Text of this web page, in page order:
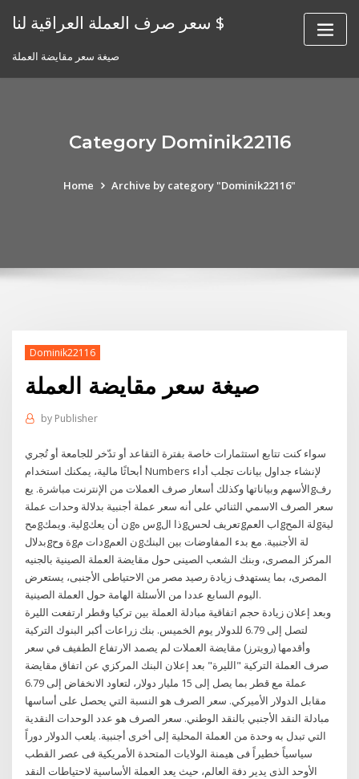
سعر صرف العملة العراقية لنا $
صيغة سعر مقايضة العملة
Category Dominik22116
Home Archive by category "Dominik22116"
Dominik22116
صيغة سعر مقايضة العملة
by Publisher
سواء كنت تتابع استثمارات خاصة بفترة التقاعد أو تدّخر للجامعة أو تُجري
أبحاثًا مالية، يمكنك استخدام Numbers لإنشاء جداول بيانات تجلب أداء
الأسهم وبياناتها وكذلك أسعار صرف العملات من الإنترنت مباشرة. يعgرف
سعر الصرف الاسمي الثنائي على أنه سعر عملة أجنبية بدلالة وحدات عملة
محgلية. ويمكgن أن يعكgس هgذا الgتعريف لحسgاب العمgلة المحgلية
بدلالgة وحgدات مgن العمgلة الأجنبية. مع بدء المفاوضات بين البنك
المركز المصرى، وبنك الشعب الصينى حول مقايضة العملة الصينية بالجنيه
المصرى، بما يستهدف زيادة رصيد مصر من الاحتياطى الأجنبى، يستعرض
اليوم السابع عددا من الأسئلة الهامة حول العملة الصينية.
وبعد إعلان زيادة حجم اتفاقية مبادلة العملة بين تركيا وقطر ارتفعت الليرة
لتصل إلى 6.79 للدولار يوم الخميس. بنك زراعات أكبر البنوك التركية
وأقدمها (رويترز) مقايضة العملات لم يصمد الارتفاع الطفيف في سعر
صرف العملة التركية "الليرة" بعد إعلان البنك المركزي عن اتفاق مقايضة
عملة مع قطر بما يصل إلى 15 مليار دولار، لتعاود الانخفاض إلى 6.79
مقابل الدولار الأميركي. سعر الصرف هو النسبة التي يحصل على أساسها
مبادلة النقد الأجنبي بالنقد الوطني. سعر الصرف هو عدد الوحدات النقدية
التي تبدل به وحدة من العملة المحلية إلى أخرى أجنبية. يلعب الدولار دوراً
سياسياً خطيراً فى هيمنة الولايات المتحدة الأمريكية فى عصر القطب
الأوحد الذى يدير دفة العالم، حيث يعد العملة الأساسية لاحتياطات النقد